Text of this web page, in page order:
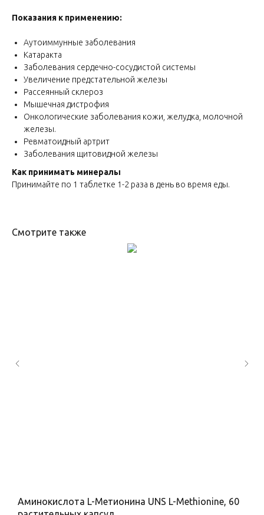
Показания к применению:
Аутоиммунные заболевания
Катаракта
Заболевания сердечно-сосудистой системы
Увеличение предстательной железы
Рассеянный склероз
Мышечная дистрофия
Онкологические заболевания кожи, желудка, молочной
железы.
Ревматоидный артрит
Заболевания щитовидной железы
Как принимать минералы
Принимайте по 1 таблетке 1-2 раза в день во время еды.
Смотрите также
Аминокислота L-Метионина UNS L-Methionine, 60